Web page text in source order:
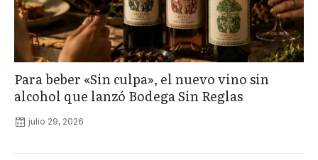
Para beber «Sin culpa», el nuevo vino sin
alcohol que lanzó Bodega Sin Reglas
julio 29, 2026